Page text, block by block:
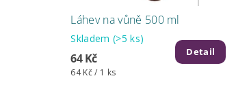
Láhev na vůně 500 ml
Skladem (>5 ks)
64 Kč
64 Kč / 1 ks
Detail